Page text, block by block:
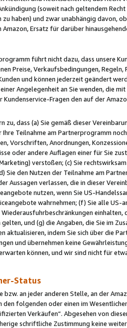
(soweit nach geltendem
zu haben) und zwar unabhängig davon,
Amazon, Ersatz für darüber
führt nicht dazu, dass unsere
Preise, Verkaufsbedingungen,
und können jederzeit geändert
Angelegenheit an Sie wenden, die
Kundenservice-Fragen den auf der
zu, dass (a) Sie gemäß dieser
Teilnahme am Partnerprogramm
Vorschriften, Anordnungen,
oder andere Auflagen einer für Sie
verstoßen; (c) Sie
Sie den Nutzen der Teilnahme am
Aussagen verlassen, die in dieser
nutzen, wenn Sie US-
wahrnehmen; (f) Sie alle
gelten, und (g) die Angaben, die Sie im
aktualisieren, indem Sie sich über die
und übernehmen keine
können, und wir sind nicht für
Status
bzw. an jeder anderen Stelle, an der
folgenden oder einen im
Verkäufen“. Abgesehen von
schriftliche Zustimmung keine